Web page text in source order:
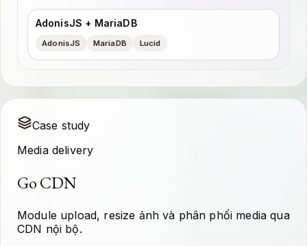
AdonisJS + MariaDB
AdonisJS MariaDB Lucid
Case study
Media delivery
Go CDN
Module upload, resize ảnh và phân phối media qua
CDN nội bộ.